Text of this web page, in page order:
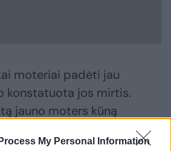
My Personal Information
moteriai padėti jau
konstatuota jos mirtis.
jauno moters kūną